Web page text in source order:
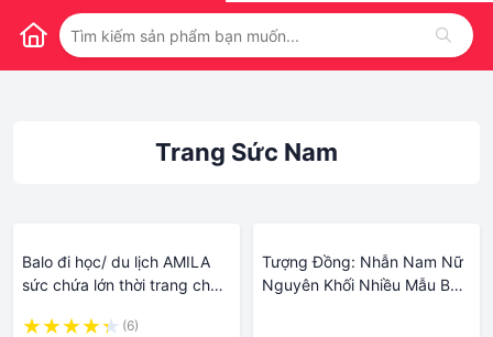
Trang Sức Nam
Balo đi học/ du lịch AMILA
sức chứa lớn thời trang cho
(6)
Tượng Đồng: Nhẫn Nam Nữ
Nguyên Khối Nhiều Mẫu Bao